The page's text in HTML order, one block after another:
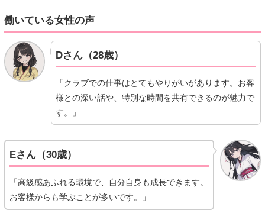
働いている女性の声
Dさん（28歳）
「クラブでの仕事はとてもやりがいがあります。お客
様との深い話や、特別な時間を共有できるのが魅力で
す。」
Eさん（30歳）
「高級感あふれる環境で、自分自身も成長できます。
お客様からも学ぶことが多いです。」